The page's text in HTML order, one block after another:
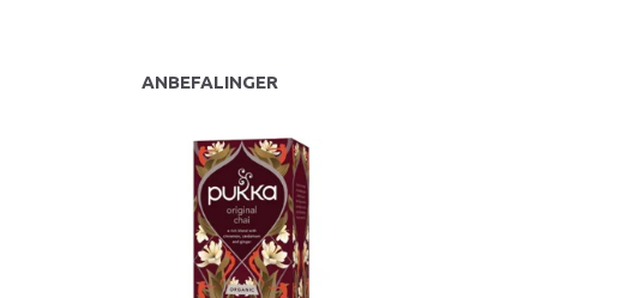
ANBEFALINGER